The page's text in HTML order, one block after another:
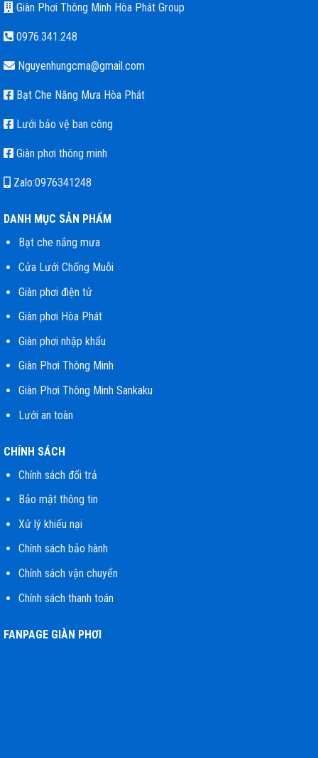
Giàn Phơi Thông Minh Hòa Phát Group
0976.341.248
Nguyenhungcma@gmail.com
Bạt Che Nắng Mưa Hòa Phát
Lưới bảo vệ ban công
Giàn phơi thông minh
Zalo:0976341248
DANH MỤC SẢN PHẨM
Bạt che nắng mưa
Cửa Lưới Chống Muỗi
Giàn phơi điện tử
Giàn phơi Hòa Phát
Giàn phơi nhập khẩu
Giàn Phơi Thông Minh
Giàn Phơi Thông Minh Sankaku
Lưới an toàn
CHÍNH SÁCH
Chính sách đổi trả
Bảo mật thông tin
Xử lý khiếu nại
Chính sách bảo hành
Chính sách vận chuyển
Chính sách thanh toán
FANPAGE GIÀN PHƠI